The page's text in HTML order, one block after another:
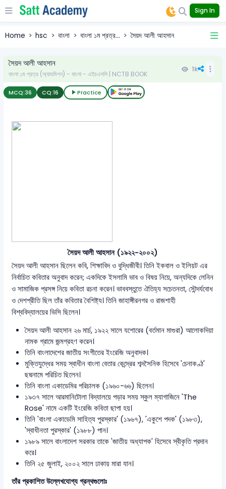
Sign In
Home hsc বাংলা বাংলা ১ম প্রত্র... সৈয়দ আলী আহসান
সৈয়দ আলী আহসান
বাংলা ১ম প্রত্র (অ্যাডমিশন) - বাংলা - এইচএসসি | NCTB BOOK
1k
MCQ:36 CQ:16 Practice
সৈয়দ আলী আহসান (১৯২২-২০০২)
সৈয়দ আলী আহসান ছিলেন কবি, শিক্ষাবিদ ও বুদ্ধিজীবী। তিনি ইকবাল ও ইলিয়ট এর
নির্বাচিত কবিতার অনুবাদ করেন; একদিকে ইসলামি ভাব ও বিষয় নিয়ে, অন্যদিকে লেনিন
ও সামাজিক প্রসঙ্গ নিয়ে কবিতা রচনা করেন। ভাববস্তুতে ঐতিহ্য সচেতনতা, সৌন্দর্যবোধ
ও দেশপ্রীতি ছিল তাঁর কবিতার বৈশিষ্ট্য। তিনি জাহাঙ্গীরনগর ও রাজশাহী
বিশ্ববিদ্যালয়ের ভিসি ছিলেন।
সৈয়দ আলী আহসান ২৬ মার্চ, ১৯২২ সালে যশোরের (বর্তমান মাগুরা) আলোকদিয়া
নামক গ্রামে জন্মগ্রহণ করেন।
তিনি বাংলাদেশের জাতীয় সংগীতের ইংরেজি অনুবাদক।
মুক্তিযুদ্ধের সময় স্বাধীন বাংলা বেতার কেন্দ্রের শব্দসৈনিক হিসেবে 'চেনাকণ্ঠ'
ছদ্মনামে পরিচিত ছিলেন।
তিনি বাংলা একাডেমির পরিচালক (১৯৬০-৬৬) ছিলেন।
১৯৩৭ সালে আরমানিটোলা বিদ্যালয়ে পড়ার সময় স্কুল ম্যাগাজিনে 'The
Rose' নামে একটি ইংরেজি কবিতা ছাপা হয়।
তিনি 'বাংলা একাডেমি সাহিত্য পুরস্কার' (১৯৬৭), 'একুশে পদক' (১৯৮৩),
'স্বাধীনতা পুরস্কার' (১৯৮৮) পান।
১৯৮৯ সালে বাংলাদেশ সরকার তাকে 'জাতীয় অধ্যাপক' হিসেবে স্বীকৃতি প্রদান
করে।
তিনি ২৫ জুলাই, ২০০২ সালে ঢাকায় মারা যান।
তাঁর প্রকাশিত উল্লেখযোগ্য গ্রন্থগুলোঃ